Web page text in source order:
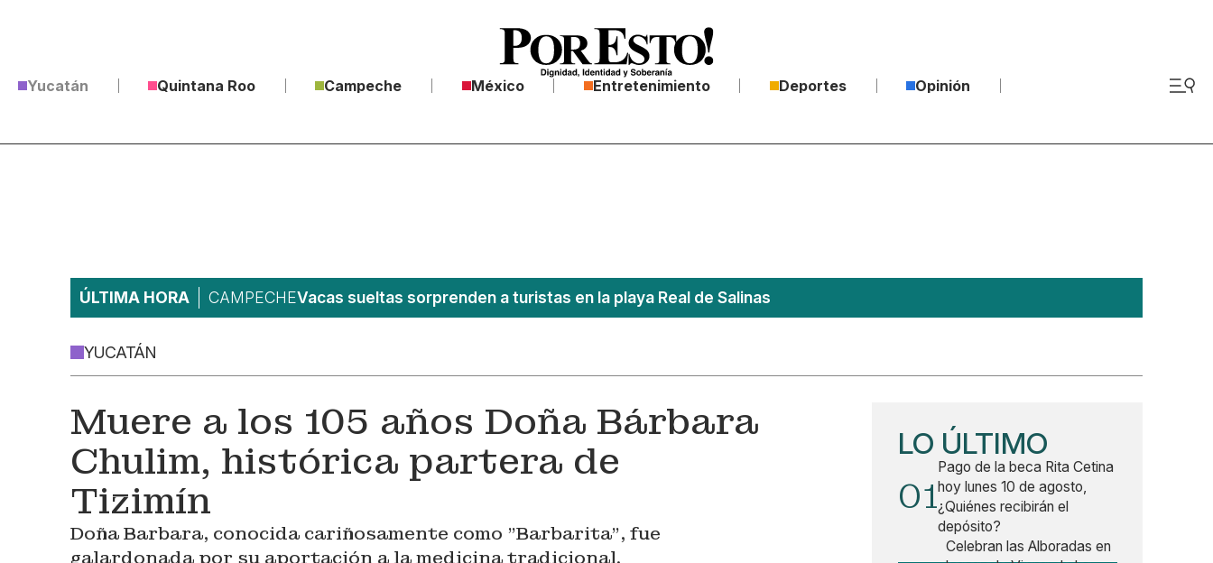
Yucatán Quintana Roo Campeche México Entretenimiento Deportes Opinión
ÚLTIMA HORA CAMPECHEVacas sueltas sorprenden a turistas en la playa Real de Salinas
YUCATÁN
Muere a los 105 años Doña Bárbara
Chulim, histórica partera de
Tizimín
Doña Barbara, conocida cariñosamente como "Barbarita", fue
galardonada por su aportación a la medicina tradicional.
LO ÚLTIMO
01
Pago de la beca Rita Cetina
hoy lunes 10 de agosto,
¿Quiénes recibirán el
depósito?
Celebran las Alboradas en